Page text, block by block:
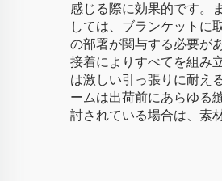
感じる際に効果的です。
しては、ブランケットに
の部署が関与する必要が
接着によりすべてを組み
は激しい引っ張りに耐え
ームは出荷前にあらゆる
討されている場合は、素